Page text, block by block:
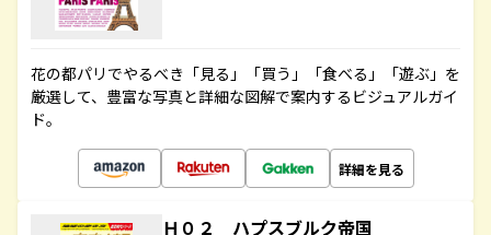
花の都パリでやるべき「見る」「買う」「食べる」「遊ぶ」を
厳選して、豊富な写真と詳細な図解で案内するビジュアルガイ
ド。
詳細を見る
Ｈ０２ ハプスブルク帝国